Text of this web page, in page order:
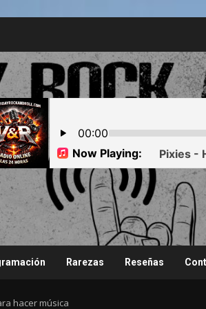
Rarezas Reseñas
hacer música